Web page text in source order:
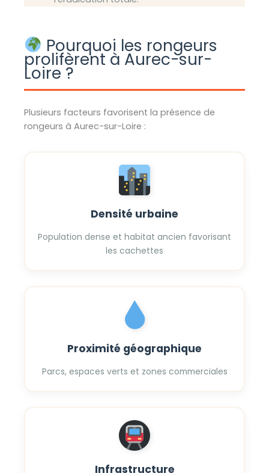
Pourquoi les rongeurs
prolifèrent à Aurec-sur-
Loire ?
Plusieurs facteurs favorisent la présence de
rongeurs à Aurec-sur-Loire :
Densité urbaine
Population dense et habitat ancien favorisant
les cachettes
Proximité géographique
Parcs, espaces verts et zones commerciales
Infrastructure